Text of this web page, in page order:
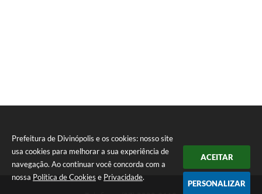
Prefeitura de Divinópolis e os cookies: nosso site
usa cookies para melhorar a sua experiência de
navegação. Ao continuar você concorda com a
nossa Política de Cookies e Privacidade.
ACEITAR
PERSONALIZAR